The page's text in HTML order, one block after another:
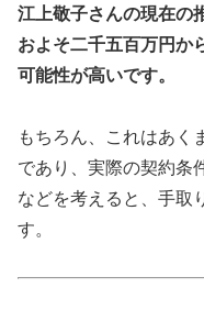
江上敬子さんの現在の
およそ二千五百万円か
可能性が高いです。
もちろん、これはあく
であり、実際の契約条
などを考えると、手取
す。